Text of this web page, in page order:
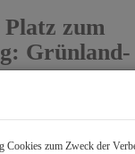
zum
Grünland-
zum Zweck der